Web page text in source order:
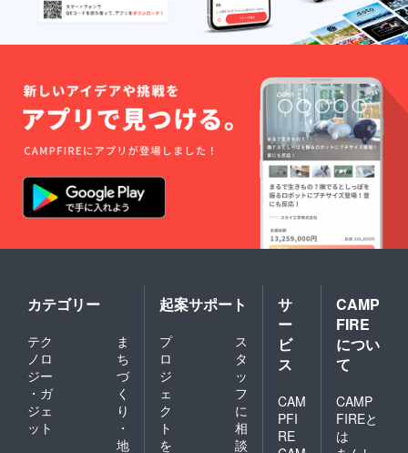
カテゴリー
テク
ノロ
ジー
・ガ
ジェ
ット
ま
ち
づ
く
り
・
地
起案サポート
プ
ロ
ジ
ェ
ク
ト
を
ス
タ
ッ
フ
に
相
談
サ
ー
ビ
ス
CAM
PFI
RE
CAMP
FIRE
につい
て
CAMP
FIREと
は